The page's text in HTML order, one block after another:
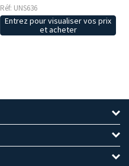
Réf: UNS636
Entrez pour visualiser vos prix
et acheter